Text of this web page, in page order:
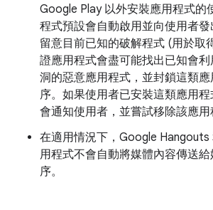
Google Play 以外安裝應用程式的
程式預設會自動啟用並向使用者
留意目前已知的破解程式 (用於取
證應用程式會盡可能找出已知會
洞的惡意應用程式，並封鎖這類
序。如果使用者已安裝這類應用
會通知使用者，並嘗試移除該應用
在適用情況下，Google Hangouts
用程式不會自動將媒體內容傳送
序。